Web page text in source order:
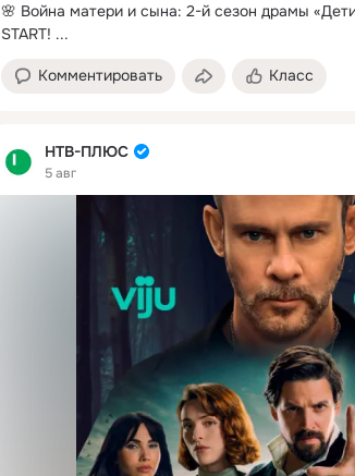
🌸 Война матери и сына: 2-й сезон драмы
START! ...
Комментировать Класс
НТВ-ПЛЮС
5 авг